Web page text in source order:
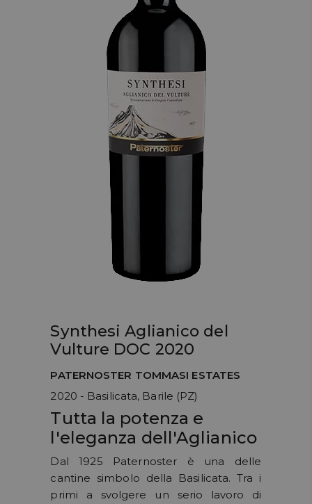
Synthesi Aglianico del
Vulture DOC 2020
PATERNOSTER TOMMASI ESTATES
2020 - Basilicata, Barile (PZ)
Tutta la potenza e
l'eleganza dell'Aglianico
Dal 1925 Paternoster è una delle
cantine simbolo della Basilicata. Tra i
primi a svolgere un serio lavoro di